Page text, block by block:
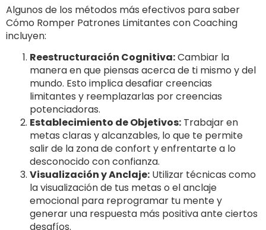
Algunos de los métodos más efectivos para saber
Cómo Romper Patrones Limitantes con Coaching
incluyen:
Reestructuración Cognitiva:Cambiar la
manera en que piensas acerca de ti mismo y del
mundo. Esto implica desafiar creencias
limitantes y reemplazarlas por creencias
potenciadoras.
Establecimiento de Objetivos: Trabajar en
metas claras y alcanzables, lo que te permite
salir de la zona de confort y enfrentarte a lo
desconocido con confianza.
Visualización y Anclaje: Utilizar técnicas como
la visualización de tus metas o el anclaje
emocional para reprogramar tu mente y
generar una respuesta más positiva ante ciertos
desafíos.